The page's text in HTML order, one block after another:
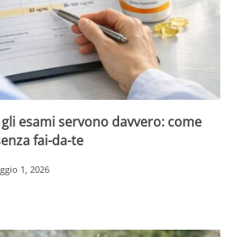
esami servono davvero: come
fai-da-te
1, 2026